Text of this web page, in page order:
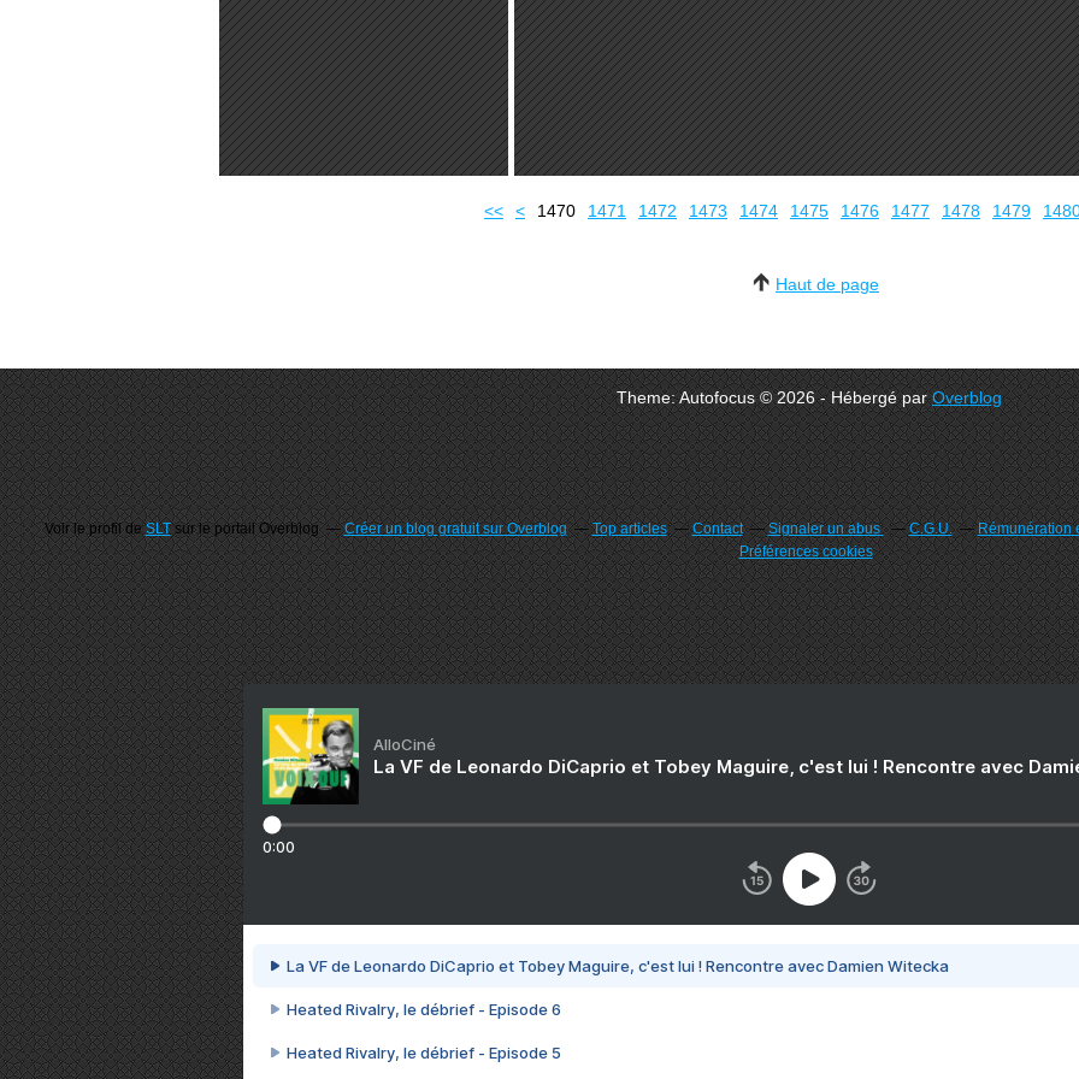
<< < 1400
1410
1420
1430
1440
1450
1460
1470 1471 1472 1473 1474 1475 1476 1477 1478 1479
Haut de page
Theme: Autofocus © 2026 - Hébergé parOverblog
Voir le profil deSLTsur le portail Overblog Créer un blog gratuit sur Overblog Top articles Contact Signaler un abus C.G.U. Rémunération
Préférences cookies
AlloCiné
La VF de Leonardo DiCaprio et Tobey Maguire, c'est lui ! Rencontre avec
0:00
La VF de Leonardo DiCaprio et Tobey Maguire, c'est lui ! Rencontre avec Damien Witecka
Heated Rivalry, le débrief - Episode 6
Heated Rivalry, le débrief - Episode 5